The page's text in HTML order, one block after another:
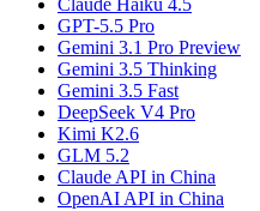
Claude Haiku 4.5
GPT-5.5 Pro
Gemini 3.1 Pro Preview
Gemini 3.5 Thinking
Gemini 3.5 Fast
DeepSeek V4 Pro
Kimi K2.6
GLM 5.2
Claude API in China
OpenAI API in China